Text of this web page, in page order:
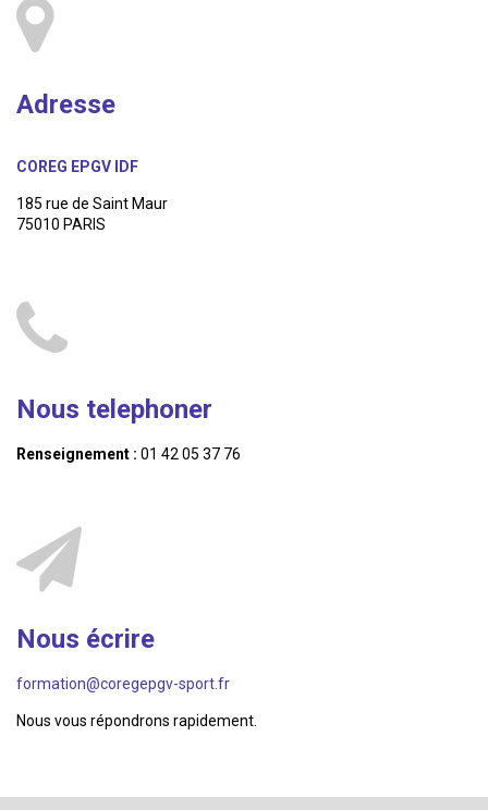
Adresse
COREG EPGV IDF
185 rue de Saint Maur
75010 PARIS
Nous telephoner
Renseignement : 01 42 05 37 76
Nous écrire
formation@coregepgv-sport.fr
Nous vous répondrons rapidement.